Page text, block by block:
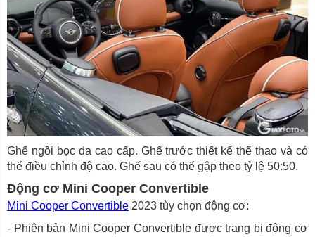
Ghế ngồi bọc da cao cấp. Ghế trước thiết kế thể thao và có
thể điều chỉnh độ cao. Ghế sau có thể gập theo tỷ lệ 50:50.
Động cơ Mini Cooper Convertible
Mini Cooper Convertible 2023 tùy chọn động cơ:
- Phiên bản Mini Cooper Convertible được trang bị động cơ